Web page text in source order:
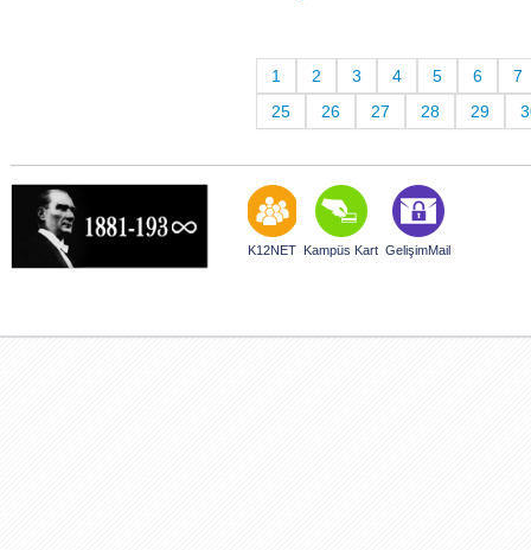
1 2 3 4 5 6
7
25
26 27 28 29
K12NET Kampüs Kart GelişimMail